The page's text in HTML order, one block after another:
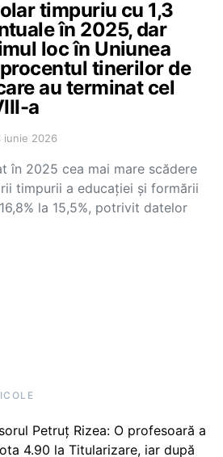
timpuriu cu 1,3
în 2025, dar
loc în Uniunea
tinerilor de
au terminat cel
a
iunie 2026
în 2025 cea mai mare scădere
timpurii a educației și formării
la 15,5%, potrivit datelor
Petruț Rizea: O profesoară a
4.90 la Titularizare, iar după